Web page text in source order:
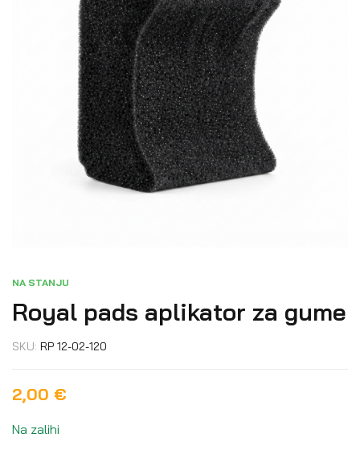
NA STANJU
Royal pads aplikator za gume
SKU: RP 12-02-120
2,00 €
Na zalihi